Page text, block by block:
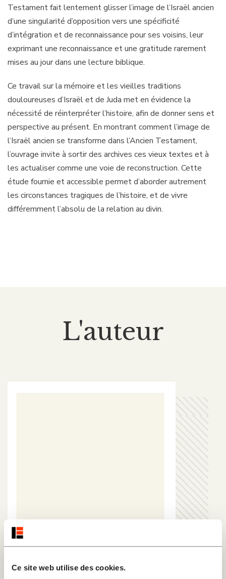
Ce site web utilise des cookies.
Testament fait lentement glisser l’image de l’Israël ancien
d’une singularité d’opposition vers une spécificité
d’intégration et de reconnaissance pour ses voisins, leur
exprimant une reconnaissance et une gratitude rarement
mises au jour dans une lecture biblique.
Ce travail sur la mémoire et les vieilles traditions
douloureuses d’Israël et de Juda met en évidence la
nécessité de réinterpréter l’histoire, afin de donner sens et
perspective au présent. En montrant comment l’image de
l’Israël ancien se transforme dans l’Ancien Testament,
l’ouvrage invite à sortir des archives ces vieux textes et à
les actualiser comme une voie de reconstruction. Cette
étude fournie et accessible permet d’aborder autrement
les circonstances tragiques de l’histoire, et de vivre
différemment l’absolu de la relation au divin.
L'auteur